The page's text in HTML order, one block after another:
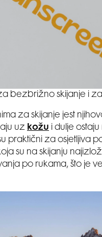
bezbrižno skijanje i
za skijanje jest
uz kožu i dulje
praktični za osjetljiva
su na skijanju
po rukama, što je